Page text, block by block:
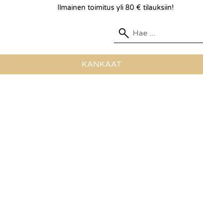
Ilmainen toimitus yli 80 € tilauksiin!
KANKAAT